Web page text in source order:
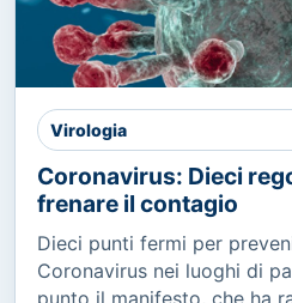
Virologia
Coronavirus: Dieci
frenare il contagio
Dieci punti fermi per
Coronavirus nei luoghi di
punto il manifesto, che ha